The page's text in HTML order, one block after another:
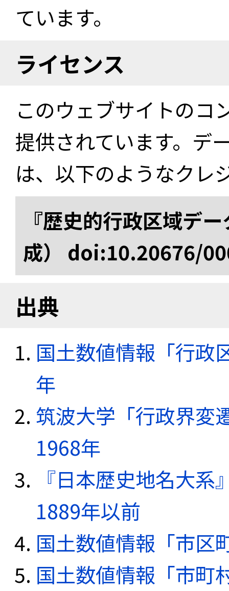
ています。
ライセンス
このウェブサイトのコ
提供されています。デ
は、以下のようなクレ
『歴史的行政区域デ
成） doi:10.20676/
出典
国土数値情報「行政
年
筑波大学「行政界変
1968年
『日本歴史地名大
1889年以前
国土数値情報「市区
国土数値情報「市町